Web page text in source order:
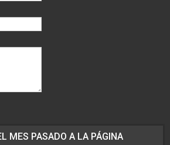
MES PASADO A LA PÁGINA